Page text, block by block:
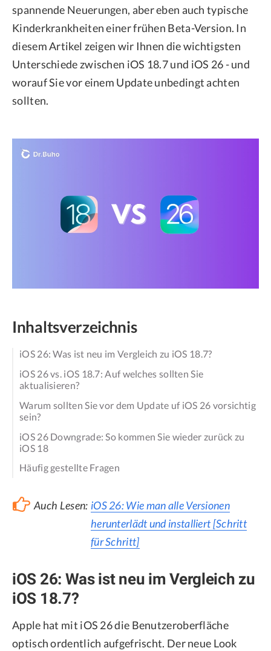
spannende Neuerungen, aber eben auch typische
Kinderkrankheiten einer frühen Beta-Version. In
diesem Artikel zeigen wir Ihnen die wichtigsten
Unterschiede zwischen iOS 18.7 und iOS 26 - und
worauf Sie vor einem Update unbedingt achten
sollten.
Inhaltsverzeichnis
iOS 26: Was ist neu im Vergleich zu iOS 18.7?
iOS 26 vs. iOS 18.7: Auf welches sollten Sie
aktualisieren?
Warum sollten Sie vor dem Update uf iOS 26 vorsichtig
sein?
iOS 26 Downgrade: So kommen Sie wieder zurück zu
iOS 18
Häufig gestellte Fragen
Auch Lesen: iOS 26: Wie man alle Versionen
herunterlädt und installiert [Schritt
für Schritt]
iOS 26: Was ist neu im Vergleich zu
iOS 18.7?
Apple hat mit iOS 26 die Benutzeroberfläche
optisch ordentlich aufgefrischt. Der neue Look